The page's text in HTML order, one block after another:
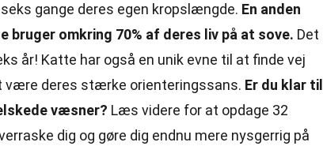
gange deres egen kropslængde. En anden
omkring 70% af deres liv på at sove. Det
år! Katte har også en unik evne til at finde vej
være deres stærke orienteringssans. Er du klar til
væsner? Læs videre for at opdage 32
dig og gøre dig endnu mere nysgerrig på